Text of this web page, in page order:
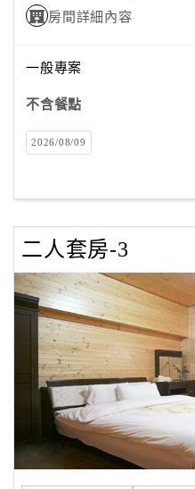
紅
訂
國
旅
卡
訂
收
房間詳細內容
一般專案
不含餐點
2026/08/09
二人套房-3